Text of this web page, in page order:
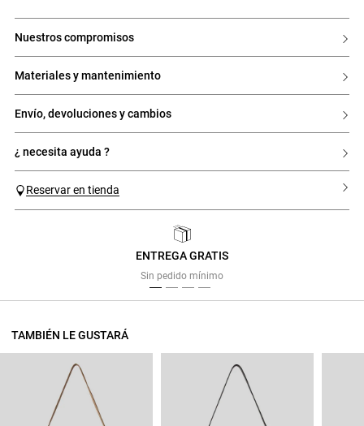
nuestros compromisos
materiales y mantenimiento
envío, devoluciones y cambios
¿ necesita ayuda ?
Reservar en tienda
ENTREGA GRATIS
Sin pedido mínimo
TAMBIÉN LE GUSTARÁ